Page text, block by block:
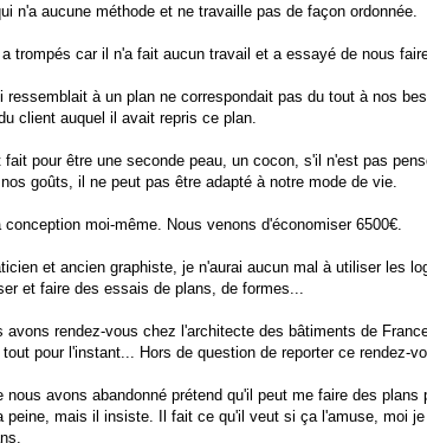
n'a aucune méthode et ne travaille pas de façon ordonnée.
trompés car il n'a fait aucun travail et a essayé de nous
ressemblait à un plan ne correspondait pas du tout à nos
client auquel il avait repris ce plan.
fait pour être une seconde peau, un cocon, s'il n'est pas
goûts, il ne peut pas être adapté à notre mode de vie.
moi-même. Nous venons d'économiser 6500€.
et ancien graphiste, je n'aurai aucun mal à utiliser les
et faire des essais de plans, de formes...
avons rendez-vous chez l'architecte des bâtiments de
pour l'instant... Hors de question de reporter ce rendez-
nous avons abandonné prétend qu'il peut me faire des
peine, mais il insiste. Il fait ce qu'il veut si ça l'amuse, moi